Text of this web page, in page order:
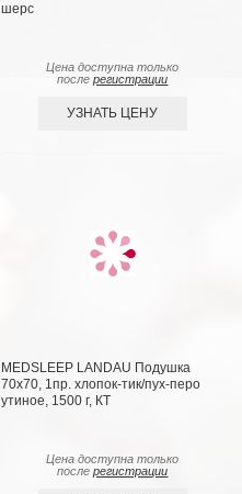
шерс
Цена доступна только
послерегистрации
УЗНАТЬ ЦЕНУ
MEDSLEEP LANDAU Подушка
70х70, 1пр. хлопок-тик/пух-перо
утиное, 1500 г, КТ
Цена доступна только
послерегистрации